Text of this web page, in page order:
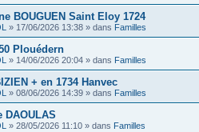
BOUGUEN Saint Eloy 1724
» 17/06/2026 13:38 » dans Familles
Plouédern
» 14/06/2026 20:04 » dans Familles
+ en 1734 Hanvec
» 08/06/2026 14:39 » dans Familles
DAOULAS
» 28/05/2026 11:10 » dans Familles